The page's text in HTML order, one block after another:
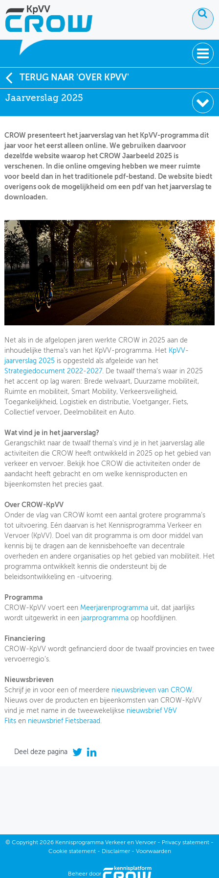
OVER KPVV
NIEUWS
KENNIS
NETWERK V&V
TERUG NAAR 'OVER KPVV'
Jaarverslag 2025
Jaarverslag 2024
Jaarverslag 2023
Jaarverslag 2022
Jaarverslag 2021
Jaarverslag 2020
CROW presenteert het jaarverslag van het KpVV-programma dit
jaar voor het eerst alleen online. We gebruiken daarvoor
dezelfde website waarop het CROW Jaarbeeld 2025 is
verschenen. In die online omgeving hebben we meer ruimte
voor beeld dan in het traditionele pdf-bestand. De website biedt
overigens ook de mogelijkheid om een pdf van het jaarverslag te
downloaden.
Net als in de afgelopen jaren werkte CROW in 2025 aan de
inhoudelijke thema’s van het KpVV-programma. Het KpVV-
jaarverslag 2025 is opgesteld als afgeleide van het
Strategiedocument 2022-2027. De twaalf thema’s waar in 2025
het accent op lag waren: Brede welvaart, Duurzame mobiliteit,
Ruimte en mobiliteit, Smart Mobility, Verkeersveiligheid,
Toegankelijkheid, Logistiek en distributie, Voetganger, Fiets,
Collectief vervoer, Deelmobiliteit en Auto.
Wat vind je in het jaarverslag?
Gerangschikt naar de twaalf thema's vind je in het jaarverslag alle
activiteiten die CROW heeft ontwikkeld in 2025 op het gebied van
verkeer en vervoer. Bekijk hoe CROW die activiteiten onder de
aandacht heeft gebracht en om welke kennisproducten en
bijeenkomsten het precies gaat.
Over CROW-KpVV
Onder de vlag van CROW komt een aantal grotere programma’s
tot uitvoering. Eén daarvan is het Kennisprogramma Verkeer en
Vervoer (KpVV). Doel van dit programma is om door middel van
kennis bij te dragen aan de kennisbehoefte van decentrale
overheden en andere organisaties op het gebied van mobiliteit. Het
programma ontwikkelt kennis die ondersteunt bij de
beleidsontwikkeling en -uitvoering.
Programma
CROW-KpVV voert een Meerjarenprogrammauit, dat jaarlijks
wordt uitgewerkt in een jaarprogrammaop hoofdlijnen.
Financiering
CROW-KpVV wordt gefinancierd door de twaalf provincies en twee
vervoerregio’s.
Nieuwsbrieven
Schrijf je in voor een of meerdere nieuwsbrieven van CROW.
Nieuws over de producten en bijeenkomsten van CROW-KpVV
vind je met name in de tweewekelijkse nieuwsbrief V&V
Flitsen nieuwsbrief Fietsberaad.
Deel deze pagina
© Copyright 2026 Kennisprogramma Verkeer en Vervoer - Privacy statement -
Cookie statement- Disclaimer- Voorwaarden
Beheer door